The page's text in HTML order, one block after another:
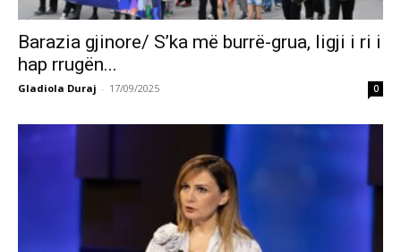
Barazia gjinore/ S’ka më burrë-grua, ligji i ri i
hap rrugën...
Gladiola Duraj - 17/09/2025 0